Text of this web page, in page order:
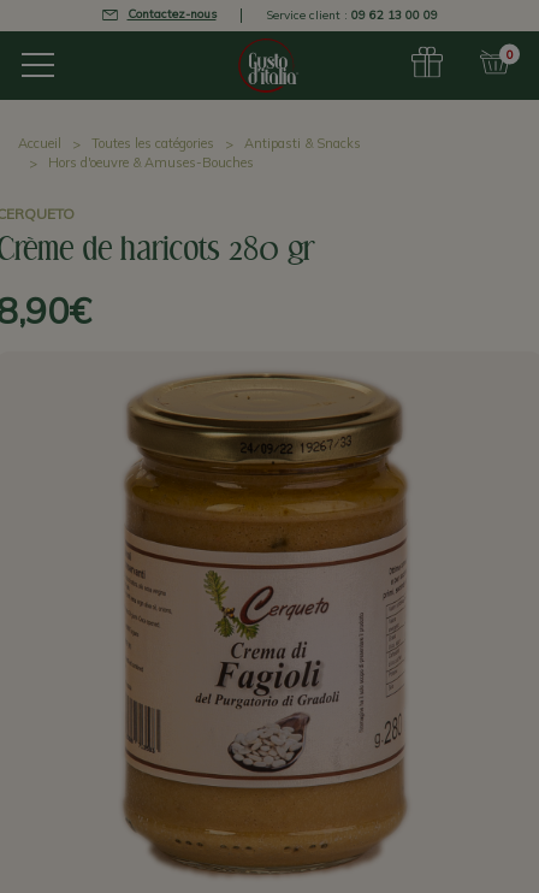
Contactez-nous Service client : 09 62 13 00 09
0
Accueil Toutes les catégories
Antipasti & Snacks
Hors d'oeuvre & Amuses-Bouches
de haricots 280 gr